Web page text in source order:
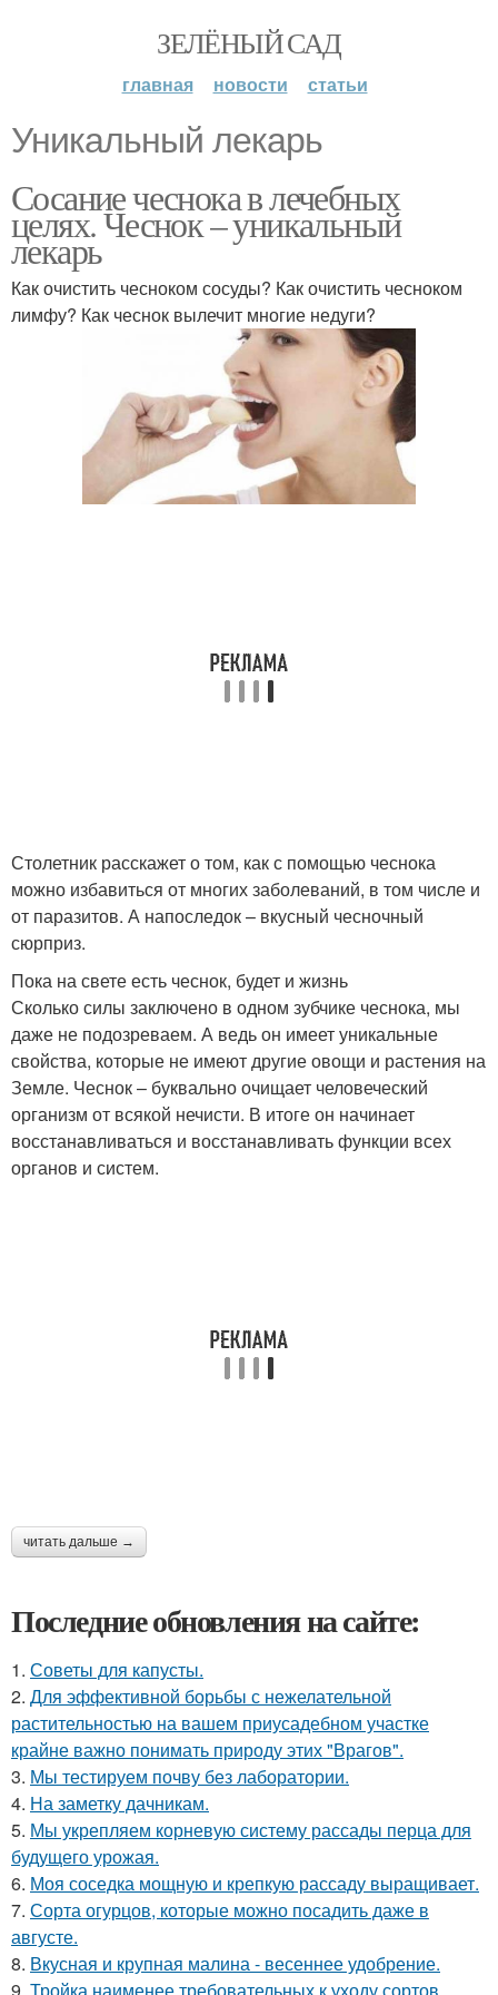
ЗЕЛЁНЫЙ САД
главная новости статьи
Уникальный лекарь
Сосание чеснока в лечебных
целях. Чеснок – уникальный
лекарь
Как очистить чесноком сосуды? Как очистить чесноком
лимфу? Как чеснок вылечит многие недуги?
Столетник расскажет о том, как с помощью чеснока
можно избавиться от многих заболеваний, в том числе и
от паразитов. А напоследок – вкусный чесночный
сюрприз.
Пока на свете есть чеснок, будет и жизнь
Сколько силы заключено в одном зубчике чеснока, мы
даже не подозреваем. А ведь он имеет уникальные
свойства, которые не имеют другие овощи и растения на
Земле. Чеснок – буквально очищает человеческий
организм от всякой нечисти. В итоге он начинает
восстанавливаться и восстанавливать функции всех
органов и систем.
читать дальше →
Последние обновления на сайте:
1. Советы для капусты.
2. Для эффективной борьбы с нежелательной
растительностью на вашем приусадебном участке
крайне важно понимать природу этих "Врагов".
3. Мы тестируем почву без лаборатории.
4. На заметку дачникам.
5. Мы укрепляем корневую систему рассады перца для
будущего урожая.
6. Моя соседка мощную и крепкую рассаду выращивает.
7. Сорта огурцов, которые можно посадить даже в
августе.
8. Вкусная и крупная малина - весеннее удобрение.
9. Тройка наименее требовательных к уходу сортов